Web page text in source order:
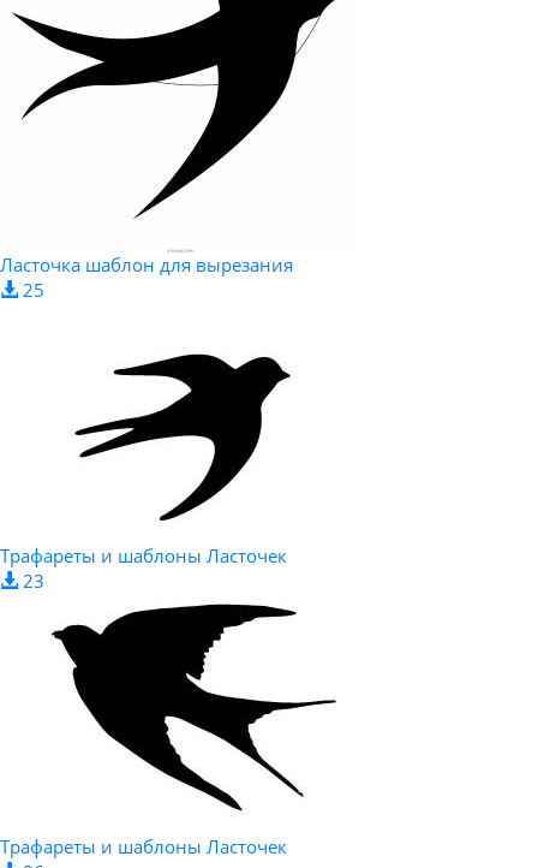
Ласточка шаблон для вырезания
25
Трафареты и шаблоны Ласточек
23
Трафареты и шаблоны Ласточек